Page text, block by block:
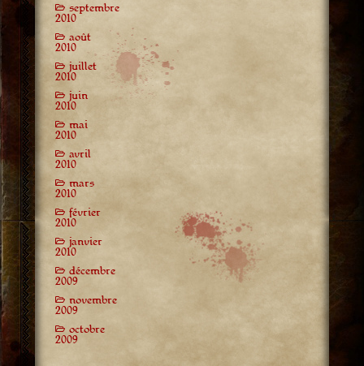
septembre
2010
août
2010
juillet
2010
juin
2010
mai
2010
avril
2010
mars
2010
février
2010
janvier
2010
décembre
2009
novembre
2009
octobre
2009